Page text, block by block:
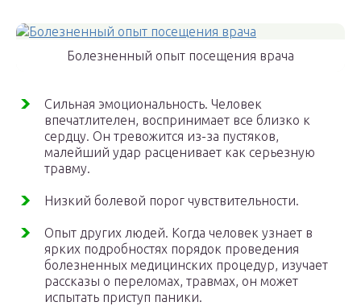
Болезненный опыт посещения врача
Сильная эмоциональность. Человек
впечатлителен, воспринимает все близко к
сердцу. Он тревожится из-за пустяков,
малейший удар расценивает как серьезную
травму.
Низкий болевой порог чувствительности.
Опыт других людей. Когда человек узнает в
ярких подробностях порядок проведения
болезненных медицинских процедур, изучает
рассказы о переломах, травмах, он может
испытать приступ паники.